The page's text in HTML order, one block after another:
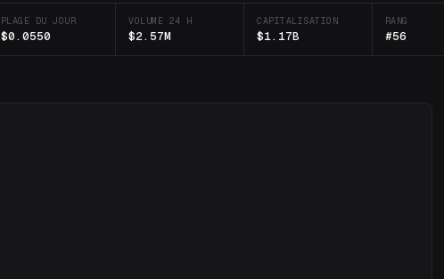
PLAGE DU JOUR
$0.0550
VOLUME 24 H
$2.57M
CAPITALISATION
$1.17B
RANG
#56